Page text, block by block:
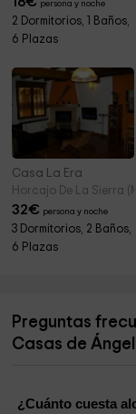
persona y noche
2 Dormitorios, 1 Baños,
6 Plazas
Casa La Era
Horcajo De La Sierra
32€ persona y noche
3 Dormitorios, 2 Baños,
6 Plazas
Preguntas
Casas de
¿Cuánto cuesta